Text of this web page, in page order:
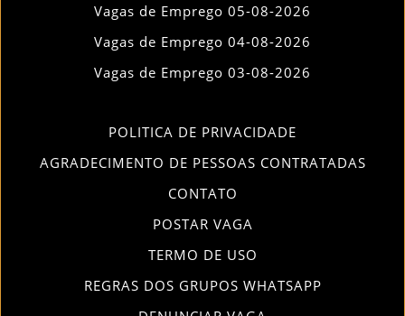
Vagas de Emprego 05-08-2026
Vagas de Emprego 04-08-2026
Vagas de Emprego 03-08-2026
POLITICA DE PRIVACIDADE
AGRADECIMENTO DE PESSOAS CONTRATADAS
CONTATO
POSTAR VAGA
TERMO DE USO
REGRAS DOS GRUPOS WHATSAPP